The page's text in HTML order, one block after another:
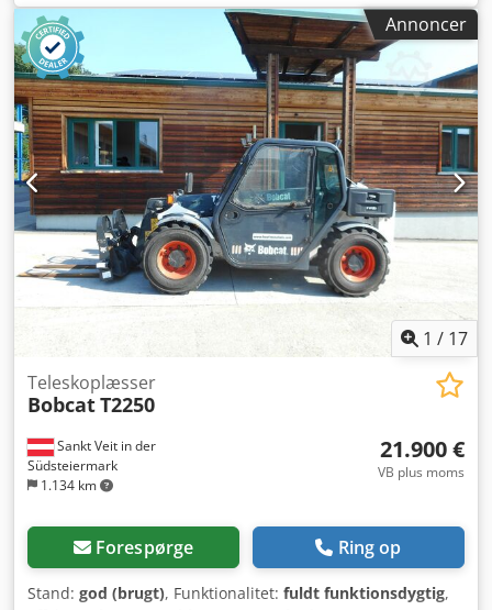
381 x 98 x 230 cm CE-mærkning: ja Generel tilstand: meget
god Teknisk tilstand: meget god Optisk tilstand: meget god
= Yderligere muligheder og tilbehør = Cedpsznrnmsfx Ag
Tsrf - Hammer-/sorteringsfunktion - Rotationsfunktion =
Bemærkninger = Generelt Produktionsland: Tjekkiet
Tilstand CE-type: CE 2 ekstra hydraulikfunktioner til
nedrivnings-/sorteringsgrab, cylindersikringssæt,
udtrækkeligt undervogn
Annoncer
1 / 17
Sankt Veit in der
Südsteiermark
1.134 km
Teleskoplæsser
BobcatT2250
21.900 €
VB plus moms
Forespørge Ring op
Stand: god (brugt), Funktionalitet: fuldt funktionsdygtig,